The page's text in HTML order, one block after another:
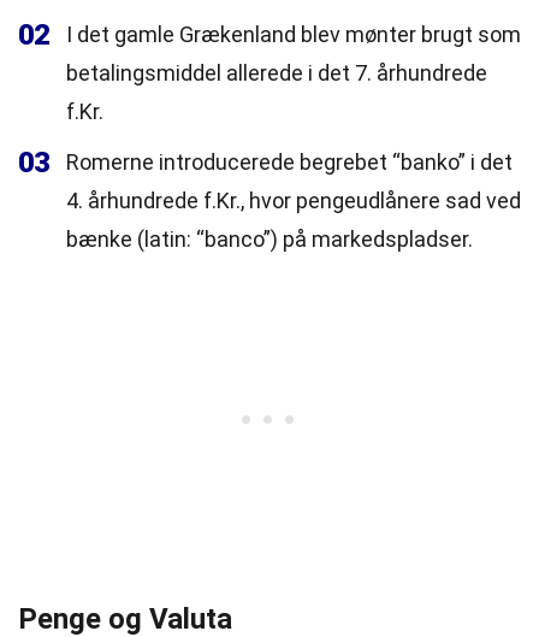
02
I det gamle Grækenland blev mønter brugt som
betalingsmiddel allerede i det 7. århundrede
f.Kr.
03
Romerne introducerede begrebet “banko” i det
4. århundrede f.Kr., hvor pengeudlånere sad ved
bænke (latin: “banco”) på markedspladser.
Penge og Valuta